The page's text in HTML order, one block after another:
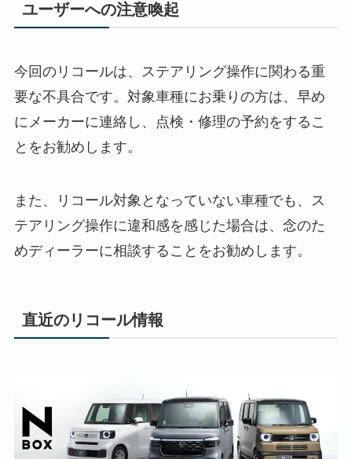
ユーザーへの注意喚起
今回のリコールは、ステアリング操作に関わる重
要な不具合です。対象車種にお乗りの方は、早め
にメーカーに連絡し、点検・修理の予約をするこ
とをお勧めします。
また、リコール対象となっていない車種でも、ス
テアリング操作に違和感を感じた場合は、念のた
めディーラーに相談することをお勧めします。
直近のリコール情報